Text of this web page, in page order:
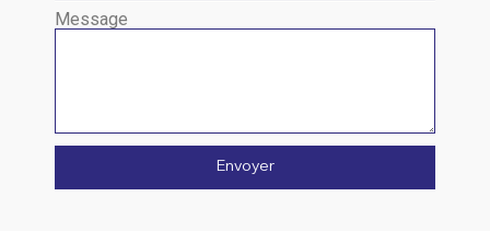
Message
Envoyer